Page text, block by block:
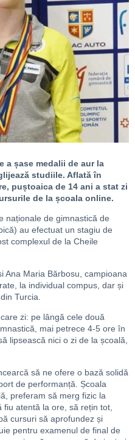
a șase medalii de aur la
studiile. Aflată în
puștoaica de 14 ani a stat zi
de la școala online.
naționale de gimnastică de
au efectuat un stagiu de
complexul de la Cheile
Ana Maria Bărbosu, campioana
la individual compus, dar și
Turcia.
zi: pe lângă cele două
mai petrece 4-5 ore în
lipsească nici o zi de la școală,
să ne ofere o bază solidă
de performanță. Școala
preferam să merg fizic la
atentă la ore, să rețin tot,
cursuri să aprofundez și
pentru examenul de final de